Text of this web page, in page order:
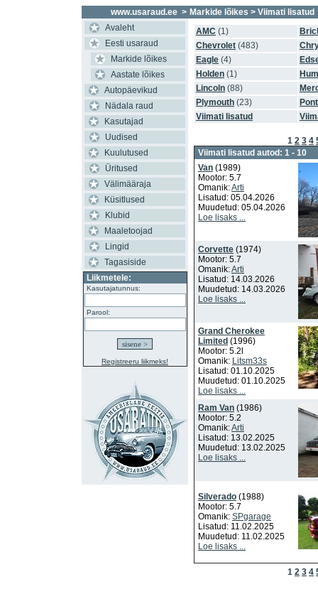
www.usaraud.ee >
Avaleht
Eesti usaraud
Markide lõikes
Aastate lõikes
Autopäevikud
Nädala raud
Kasutajad
Uudised
Kuulutused
Üritused
Välimääraja
Küsitlused
Klubid
Maaletoojad
Lingid
Tagasiside
Liikmetele:
Kasutajatunnus:
Parool:
Registreeru liikmeks!
Markide lõikes > Viimati lisatud
AMC (1)
Chevrolet (483)
Eagle (4)
Holden (1)
Lincoln (88)
Plymouth (23)
Viimati lisatud
1 2 3 4
Viimati lisatud autod: 1 - 10
Van (1989)
Mootor: 5.7
Omanik:Arti
Lisatud: 05.04.2026
Muudetud: 05.04.2026
Loe lisaks ...
Corvette (1974)
Mootor: 5.7
Omanik:Arti
Lisatud: 14.03.2026
Muudetud: 14.03.2026
Loe lisaks ...
Grand Cherokee
Limited (1996)
Mootor: 5.2l
Omanik: Litsm33s
Lisatud: 01.10.2025
Muudetud: 01.10.2025
Loe lisaks ...
Ram Van (1986)
Mootor: 5.2
Omanik:Arti
Lisatud: 13.02.2025
Muudetud: 13.02.2025
Loe lisaks ...
Silverado (1988)
Mootor: 5.7
Omanik: SPgarage
Lisatud: 11.02.2025
Muudetud: 11.02.2025
Loe lisaks ...
1 2 3 4